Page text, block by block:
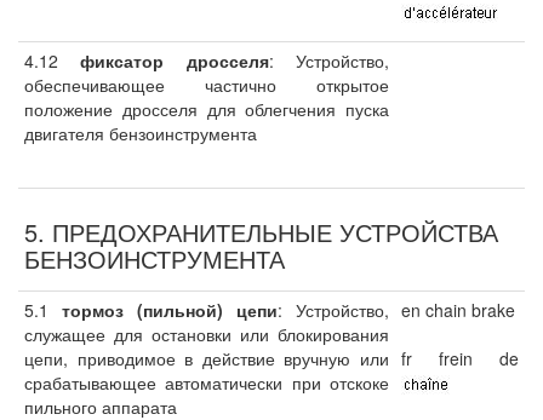
4.12фиксатор дросселя: Устройство,
обеспечивающее частично открытое
положение дросселя для облегчения пуска
двигателя бензоинструмента
5. ПРЕДОХРАНИТЕЛЬНЫЕ УСТРОЙСТВА
БЕНЗОИНСТРУМЕНТА
5.1 тормоз (пильной) цепи: Устройство,
служащее для остановки или блокирования
цепи, приводимое в действие вручную или
срабатывающее автоматически при отскоке
пильного аппарата
en chain brake
fr frein de